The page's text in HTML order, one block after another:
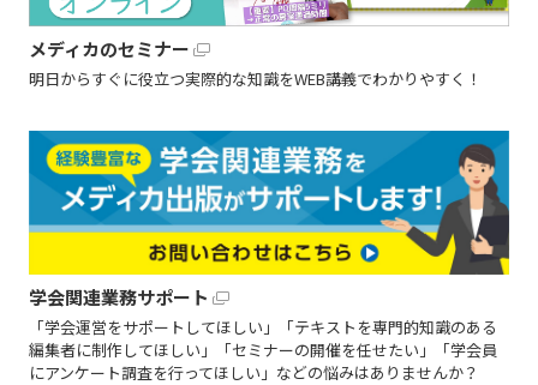
メディカのセミナー
明日からすぐに役立つ実際的な知識をWEB講義でわかりやすく！
学会関連業務サポート
「学会運営をサポートしてほしい」「テキストを専門的知識のある
編集者に制作してほしい」「セミナーの開催を任せたい」「学会員
にアンケート調査を行ってほしい」などの悩みはありませんか？